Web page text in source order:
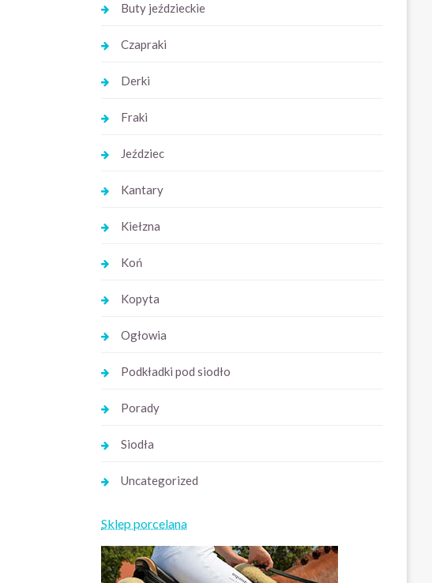
Buty jeździeckie
Czapraki
Derki
Fraki
Jeździec
Kantary
Kiełzna
Koń
Kopyta
Ogłowia
Podkładki pod siodło
Porady
Siodła
Uncategorized
Sklep porcelana